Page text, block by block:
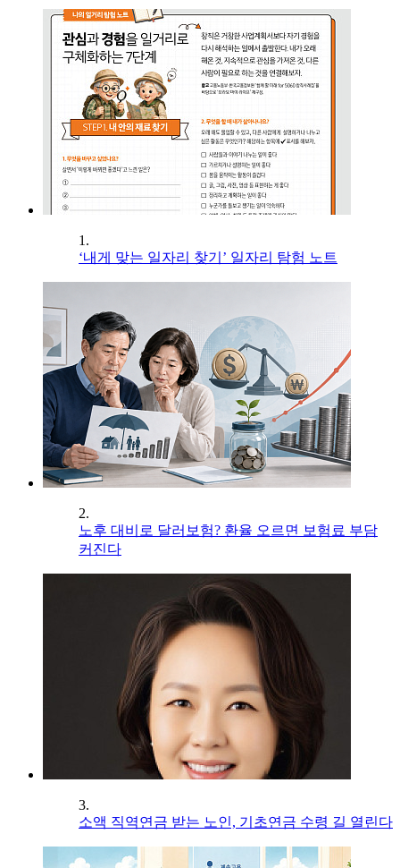
1.
‘내게 맞는 일자리 찾기’ 일자리 탐험 노트
2.
노후 대비로 달러보험? 환율 오르면 보험료 부담
커진다
3.
소액 직역연금 받는 노인, 기초연금 수령 길 열린다